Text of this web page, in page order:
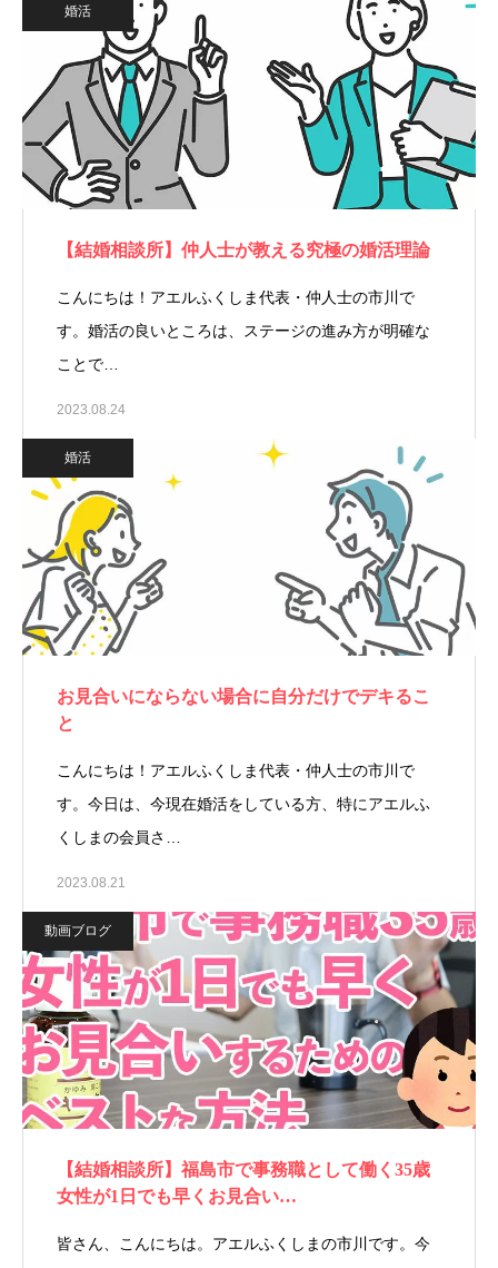
婚活
【結婚相談所】仲人士が教える究極の婚活理論
こんにちは！アエルふくしま代表・仲人士の市川で
す。婚活の良いところは、ステージの進み方が明確な
ことで…
2023.08.24
婚活
お見合いにならない場合に自分だけでデキるこ
と
こんにちは！アエルふくしま代表・仲人士の市川で
す。今日は、今現在婚活をしている方、特にアエルふ
くしまの会員さ…
2023.08.21
動画ブログ
【結婚相談所】福島市で事務職として働く35歳
女性が1日でも早くお見合い…
皆さん、こんにちは。アエルふくしまの市川です。今